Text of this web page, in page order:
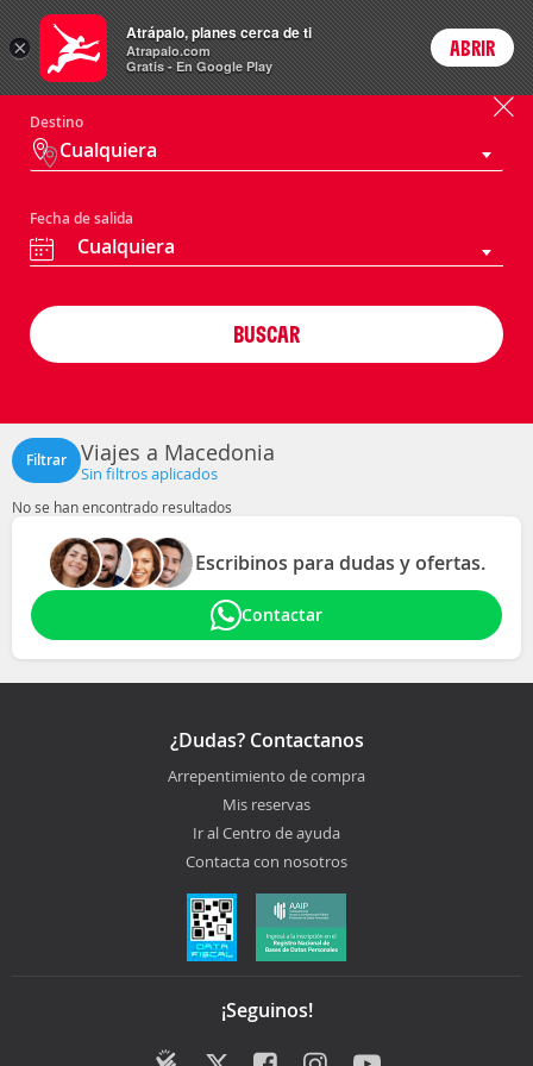
Paquetes Precios enPeso
ARSCambiar moneda
Login
Destino
Cualquiera
Fecha de salida
Cualquiera
BUSCAR
Filtrar Viajes a Macedonia
Sin filtros aplicados
No se han encontrado resultados
Escribinos para dudas y ofertas.
Contactar
¿Dudas? Contactanos
Arrepentimiento de compra
Mis reservas
Ir al Centro de ayuda
Contacta con nosotros
¡Seguinos!
×
Atrápalo, planes cerca de ti
Atrapalo.com
Gratis - En Google Play
ABRIR